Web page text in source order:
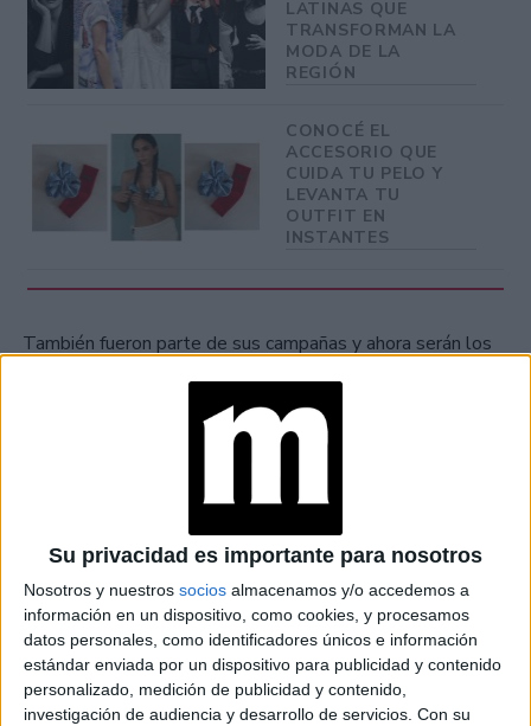
Su privacidad es importante para nosotros
Nosotros y nuestros socios almacenamos y/o accedemos a
información en un dispositivo, como cookies, y procesamos
datos personales, como identificadores únicos e información
estándar enviada por un dispositivo para publicidad y contenido
personalizado, medición de publicidad y contenido,
investigación de audiencia y desarrollo de servicios. Con su
LATINAS QUE
TRANSFORMAN LA
MODA DE LA
REGIÓN
CONOCÉ EL
ACCESORIO QUE
CUIDA TU PELO Y
LEVANTA TU
OUTFIT EN
INSTANTES
También fueron parte de sus campañas y ahora serán los
grandes protagonistas de suGucci Fest
lunes 16 al domingo 22 de noviembre.
cuando Gucci comparta en sus redes“Overture of
Somehting That Never Ended”, miniserie con la que se
narrará en
La misma fue craneada por el propio director creativo de la
firma,Alessandro Micheley dirigida por un consagrado
total:Gus Van Sant(creador de películas comoMilk,